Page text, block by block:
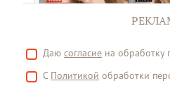
Даю согласие на обработку
С Политикой обработки